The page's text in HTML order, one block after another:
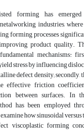
forming has
industries,
forming processes
product quality.
mechanisms:
stress by influencing
defect density; secondly,
effective friction
between surfaces. In
has been employed
how sinusoidal
viscoplastic forming